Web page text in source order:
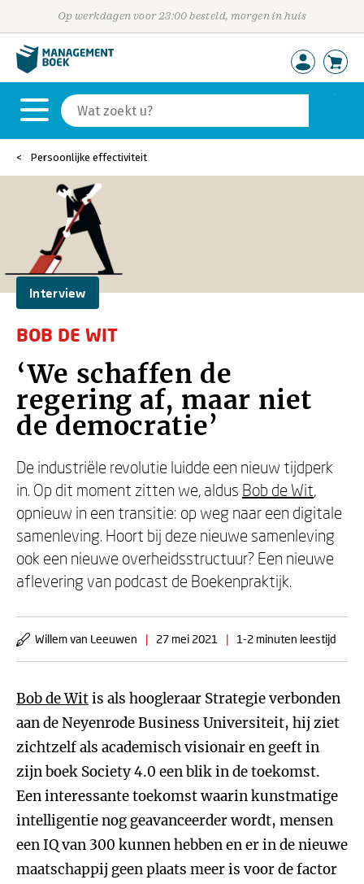
Op werkdagen voor 23:00 besteld, morgen in huis
Persoonlijke effectiviteit
Interview
BOB DE WIT
‘We schaffen de
regering af, maar niet
de democratie’
De industriële revolutie luidde een nieuw tijdperk
in. Op dit moment zitten we, aldus Bob de Wit,
opnieuw in een transitie: op weg naar een digitale
samenleving. Hoort bij deze nieuwe samenleving
ook een nieuwe overheidsstructuur? Een nieuwe
aflevering van podcast de Boekenpraktijk.
Willem van Leeuwen | 27 mei 2021 | 1-2 minuten leestijd
Bob de Witis als hoogleraar Strategie verbonden
aan de Neyenrode Business Universiteit, hij ziet
zichtzelf als academisch visionair en geeft in
zijn boek Society 4.0 een blik in de toekomst.
Een interessante toekomst waarin kunstmatige
intelligentie nog geavanceerder wordt, mensen
een IQ van 300 kunnen hebben en er in de nieuwe
maatschappij geen plaats meer is voor de factor